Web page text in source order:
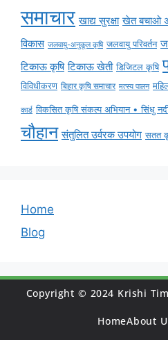
समाचार खाद्य सुरक्षा खेत बचाओ
विकास जलवायु-अनुकूल कृषि जलवायु परिवर्तन
टिकाऊ कृषि टिकाऊ खेती डिजिटल कृषि
विविधीकरण बिहार कृषि समाचार मत्स्य पालन
कार्ड विकसित कृषि संकल्प अभियान • सिंधु
चौहान संतुलित उर्वरक उपयोग सतत
Home
Blog
Copyright © 2024 Krishi
HomeAbout